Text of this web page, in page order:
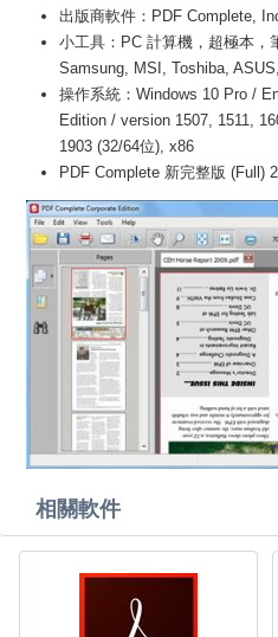
出版商軟件：PDF Complete,
小工具：PC 計算機，超極本，
Samsung, MSI, Toshiba,
操作系統：Windows 10 Pro /
Edition / version 1507, 1511,
1903 (32/64位), x86
PDF Complete 新完整版 (Full)
相關軟件